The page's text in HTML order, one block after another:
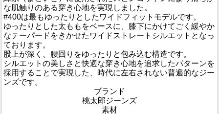
な肌触りのある穿き心地を実現しました。
#400は最もゆったりとしたワイドフィットモデルです。
ゆったりとした太ももをベースに、膝下にかけてごく緩やか
なテーパードをきかせたワイドストレートシルエットとなっ
ております。
股上が深く、腰回りをゆったりと包み込む構造です。
シルエットの美しさと快適な穿き心地を追求したパターンを
採用することで実現した、時代に左右されない普遍的なジー
ンズです。
ブランド
桃太郎ジーンズ
素材